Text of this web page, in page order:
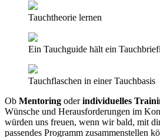
Tauchtheorie lernen
Ein Tauchguide hält ein
Tauchflaschen in einer Tauchbasis
Ob Mentoring oderindividuelles
Wünsche und Herausforderungen im
würden uns freuen, wenn wir bald, mit
passendes Programm zusammenstellen